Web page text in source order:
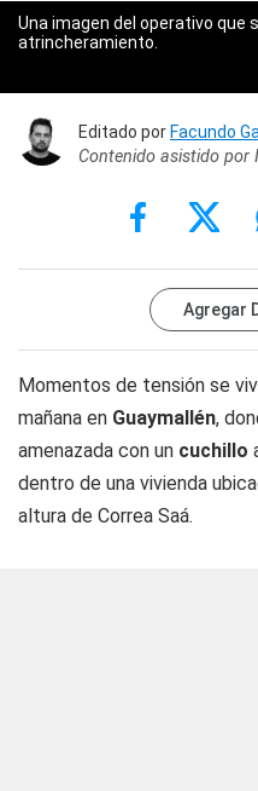
Una imagen del operativo que
atrincheramiento.
Editado porFacundo
Contenido asistido por
Agregar
Momentos de tensión se
mañana en Guaymallén,
amenazada con un cuchillo
dentro de una vivienda
altura de Correa Saá.